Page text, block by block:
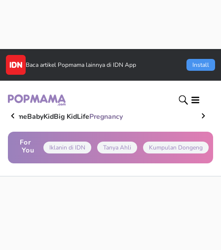
Baca artikel Popmama lainnya di IDN App Install
HomeBabyKidBig KidLifePregnancy
For
You
Iklanin di IDN Tanya Ahli Kumpulan Dongeng